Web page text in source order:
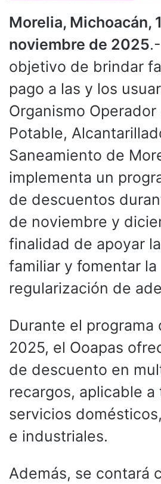
Morelia, Michoacán,
noviembre de 2025
objetivo de brindar
pago a las y los
Organismo Operador
Potable,
Saneamiento de
implementa un
de descuentos
de noviembre y
finalidad de apoyar
familiar y fomentar la
regularización de
Durante el programa
2025, el Ooapas
de descuento en
recargos, aplicable a
servicios
e industriales.
Además, se contará